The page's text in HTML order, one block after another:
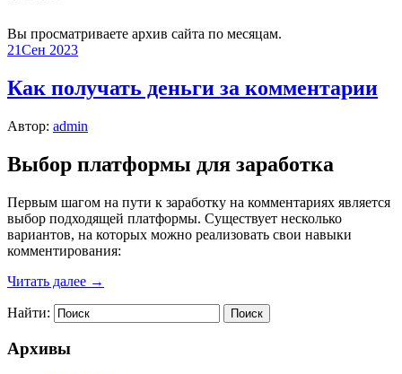
Вы просматриваете архив сайта по месяцам.
21Сен 2023
Как получать деньги за комментарии
Автор: admin
Выбор платформы для заработка
Первым шагом на пути к заработку на комментариях является
выбор подходящей платформы. Существует несколько
вариантов, на которых можно реализовать свои навыки
комментирования:
Читать далее →
Найти:
Архивы